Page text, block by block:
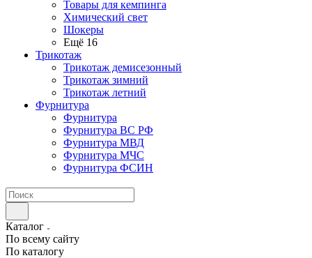
Товары для кемпинга
Химический свет
Шокеры
Ещё 16
Трикотаж
Трикотаж демисезонный
Трикотаж зимний
Трикотаж летний
Фурнитура
Фурнитура
Фурнитура ВС РФ
Фурнитура МВД
Фурнитура МЧС
Фурнитура ФСИН
Каталог
По всему сайту
По каталогу